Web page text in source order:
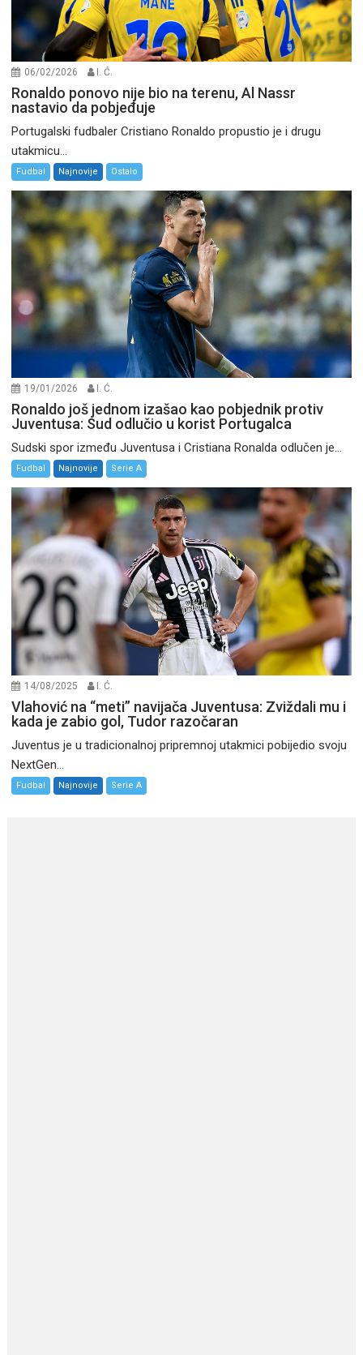
06/02/2026 I. Ć.
Ronaldo ponovo nije bio na terenu, Al Nassr
nastavio da pobjeđuje
Portugalski fudbaler Cristiano Ronaldo propustio je i drugu
utakmicu...
Fudbal Najnovije Ostalo
19/01/2026 I. Ć.
Ronaldo još jednom izašao kao pobjednik protiv
Juventusa: Sud odlučio u korist Portugalca
Sudski spor između Juventusa i Cristiana Ronalda odlučen je...
Fudbal Najnovije Serie A
14/08/2025 I. Ć.
Vlahović na “meti” navijača Juventusa: Zviždali mu i
kada je zabio gol, Tudor razočaran
Juventus je u tradicionalnoj pripremnoj utakmici pobijedio svoju
NextGen...
Fudbal Najnovije Serie A